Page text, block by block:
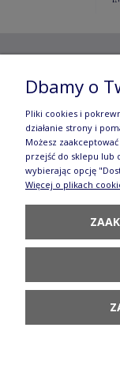
Jerozolimskie
Wszelkie prawa
na stronie
Te treści objęte są
być negatywne w
Dbamy o
Pliki cookies i
działanie strony i
Możesz
przejść do sklepu lub
wybierając opcję
Więcej o plikach